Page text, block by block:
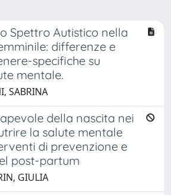
Spettro Autistico nella
differenze e
specifiche su
mentale.
SABRINA
della nascita nei
la salute mentale
di prevenzione e
post-partum
GIULIA